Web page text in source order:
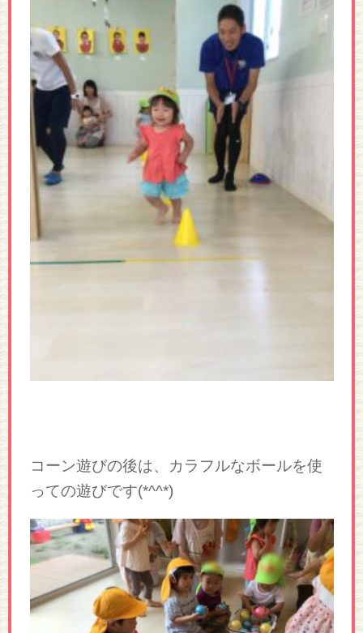
コーン遊びの後は、カラフルなボールを使
っての遊びです(*^^*)